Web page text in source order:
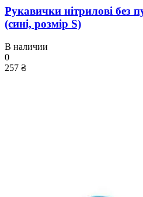
Рукавички нітрилові без
(сині, розмір S)
В наличии
0
257 ₴